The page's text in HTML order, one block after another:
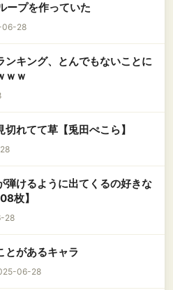
ープを作っていた
06-28
ンキング、とんでもないことに
ｗｗ
切れてて草【兎田ぺこら】
弾けるように出てくるの好きな
枚】
28
とがあるキャラ
06-28